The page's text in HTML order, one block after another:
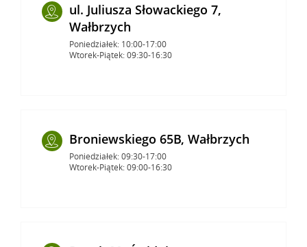
ul. Juliusza Słowackiego 7,
Wałbrzych
Poniedziałek: 10:00-17:00
Wtorek-Piątek: 09:30-16:30
Broniewskiego 65B, Wałbrzych
Poniedziałek: 09:30-17:00
Wtorek-Piątek: 09:00-16:30